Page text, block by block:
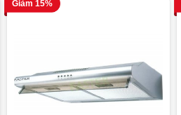
Giảm 15%